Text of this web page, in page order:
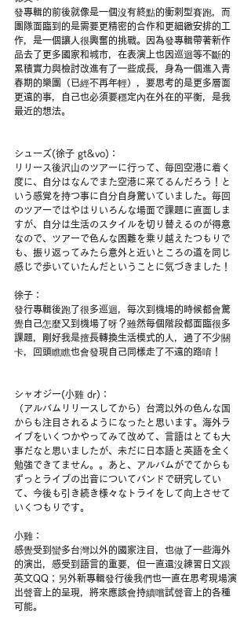
發專輯的前後就像是一個沒有終點的衝刺型賽跑，而
團隊面臨到的是需要更精密的合作和更細緻安排的工
作，是一個讓人很興奮的挑戰。因為發專輯帶著新作
品去了更多國家和城市，在表演上也因巡迴等不斷的
累積實力與檢討改進有了一些成長，身為一個進入青
春期的樂團（已經不再年輕），要思考的是更多層面
更遠的事，自己也必須要穩定內在外在的平衡，是我
最近的想法。
シューズ(徐子 gt&vo)：
リリース後沢山のツアーに行って、毎回空港に着く
度に、自分はなんでまた空港に来てるんだろう！と
いう感覚を持つ事に自分自身驚いていました。毎回
のツアーではやはりいろんな場面で課題に直面しま
すが、自分は生活のスタイルを切り替えるのが得意
なので、ツアーで色んな困難を乗り越えたつもりで
も、振り返ってみたら意外と近いところの道を同じ
感じで歩いていたんだということに気づきました！
徐子：
發行專輯後跑了很多巡迴，每次到機場的時候都會驚
覺自己怎麼又到機場了呀？雖然每個階段都面臨很多
課題，剛好我是擅長轉換生活模式的人，過了不少關
卡，回頭瞧瞧也會發現自己同樣走了不遠的路唷！
シャオジー(小雞 dr)：
（アルバムリリースしてから）台湾以外の色んな国
からも注目されるようになったと思います。海外ラ
イブをいくつかやってみて改めて、言語はとても大
事だなと思いましたが、未だに日本語と英語を全く
勉強できてません。。あと、アルバムがでてからも
ずっとライブの出音についてバンドで研究してい
て、今後も引き続き様々なトライをして向上させて
いくつもりです。
小雞：
感覺受到蠻多台灣以外的國家注目，也做了一些海外
的演出，感受到語言的重要，但一直還沒練習日文跟
英文QQ；另外新專輯發行後我們也一直在思考現場演
出聲音上的呈現，將來應該會持續嚐試聲音上的各種
可能。